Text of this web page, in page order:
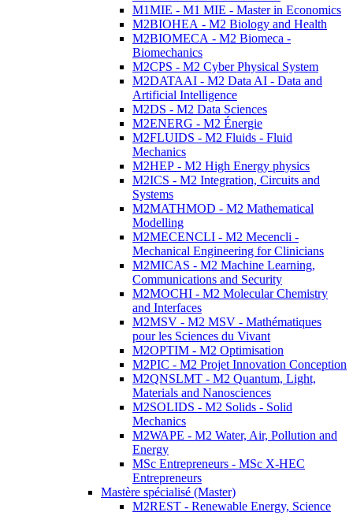
M1MIE - M1 MIE - Master in Economics
M2BIOHEA - M2 Biology and Health
M2BIOMECA - M2 Biomeca -
Biomechanics
M2CPS - M2 Cyber Physical System
M2DATAAI - M2 Data AI - Data and
Artificial Intelligence
M2DS - M2 Data Sciences
M2ENERG - M2 Énergie
M2FLUIDS - M2 Fluids - Fluid
Mechanics
M2HEP - M2 High Energy physics
M2ICS - M2 Integration, Circuits and
Systems
M2MATHMOD - M2 Mathematical
Modelling
M2MECENCLI - M2 Mecencli -
Mechanical Engineering for Clinicians
M2MICAS - M2 Machine Learning,
Communications and Security
M2MOCHI - M2 Molecular Chemistry
and Interfaces
M2MSV - M2 MSV - Mathématiques
pour les Sciences du Vivant
M2OPTIM - M2 Optimisation
M2PIC - M2 Projet Innovation Conception
M2QNSLMT - M2 Quantum, Light,
Materials and Nanosciences
M2SOLIDS - M2 Solids - Solid
Mechanics
M2WAPE - M2 Water, Air, Pollution and
Energy
MSc Entrepreneurs - MSc X-HEC
Entrepreneurs
Mastère spécialisé (Master)
M2REST - Renewable Energy, Science